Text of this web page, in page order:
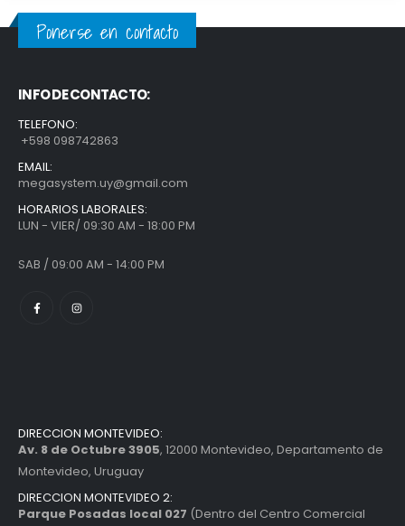
Ponerse en contacto
INFO DE CONTACTO:
TELEFONO:
+598 098742863
EMAIL:
megasystem.uy@gmail.com
HORARIOS LABORALES:
LUN - VIER/ 09:30 AM - 18:00 PM
SAB / 09:00 AM - 14:00 PM
DIRECCION MONTEVIDEO:
Av. 8 de Octubre 3905, 12000 Montevideo, Departamento de
Montevideo, Uruguay
DIRECCION MONTEVIDEO 2:
Parque Posadas local 027 (Dentro del Centro Comercial